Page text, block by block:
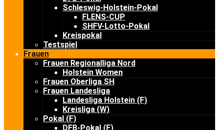
Schleswig-Holstein-Pokal
FLENS-CUP
SHFV-Lotto-Pokal
Kreispokal
Testspiel
Frauen
Frauen Regionalliga Nord
Holstein Women
Frauen Oberliga SH
Frauen Landesliga
Landesliga Holstein (F)
Kreisliga (W)
Pokal (F)
DFB-Pokal (F)